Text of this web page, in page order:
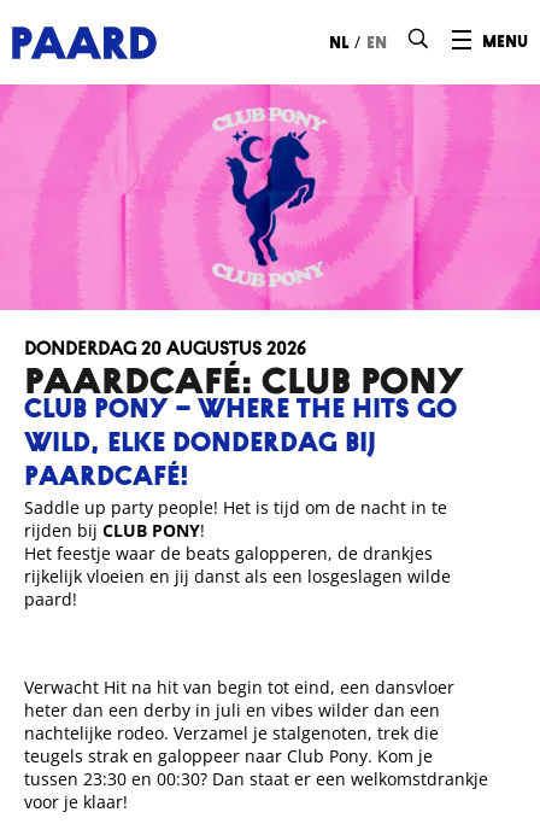
menu
nl / en
Paardcafé: CLUB PONY
CLUB PONY – WHERE THE HITS GO
WILD, ELKE DONDERDAG BIJ
PAARDCAFÉ!
donderdag 20 augustus 2026
Saddle up party people! Het is tijd om de nacht in te
rijden bij CLUB PONY!
Het feestje waar de beats galopperen, de drankjes
rijkelijk vloeien en jij danst als een losgeslagen wilde
paard!
Verwacht Hit na hit van begin tot eind, een dansvloer
heter dan een derby in juli en vibes wilder dan een
nachtelijke rodeo. Verzamel je stalgenoten, trek die
teugels strak en galoppeer naar Club Pony. Kom je
tussen 23:30 en 00:30? Dan staat er een welkomstdrankje
voor je klaar!